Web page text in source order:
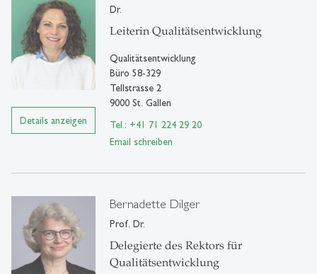
Details anzeigen
Dr.
Leiterin Qualitätsentwicklung
Qualitätsentwicklung
Büro 58-329
Tellstrasse 2
9000 St. Gallen
Tel.: +41 71 224 29 20
Email schreiben
Bernadette Dilger
Prof. Dr.
Delegierte des Rektors für
Qualitätsentwicklung